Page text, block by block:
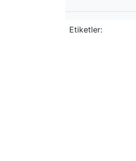
Etiketler: